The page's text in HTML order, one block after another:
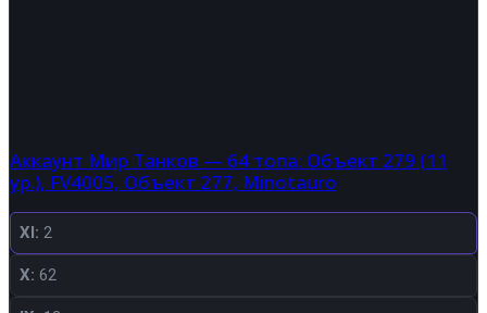
Аккаунт Мир Танков — 64 топа: Объект 279 (11
ур.), FV4005, Объект 277, Minotauro
XI: 2
X: 62